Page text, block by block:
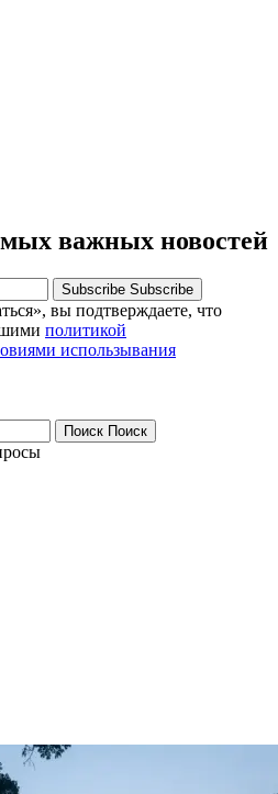
важных новостей
Subscribe Subscribe
вы подтверждаете, что
политикой
использывания
Поиск Поиск